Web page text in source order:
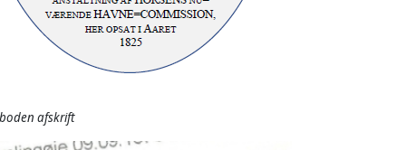
afskrift